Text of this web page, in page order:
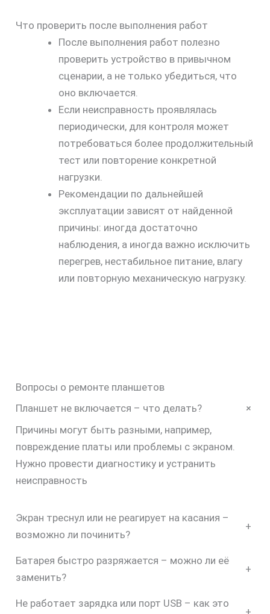
Что проверить после выполнения работ
После выполнения работ полезно
проверить устройство в привычном
сценарии, а не только убедиться, что
оно включается.
Если неисправность проявлялась
периодически, для контроля может
потребоваться более продолжительный
тест или повторение конкретной
нагрузки.
Рекомендации по дальнейшей
эксплуатации зависят от найденной
причины: иногда достаточно
наблюдения, а иногда важно исключить
перегрев, нестабильное питание, влагу
или повторную механическую нагрузку.
Вопросы о ремонте планшетов
Планшет не включается – что делать?
+
Причины могут быть разными, например,
повреждение платы или проблемы с экраном.
Нужно провести диагностику и устранить
неисправность
Экран треснул или не реагирует на касания –
возможно ли починить?
+
Батарея быстро разряжается – можно ли её
заменить?
+
Не работает зарядка или порт USB – как это